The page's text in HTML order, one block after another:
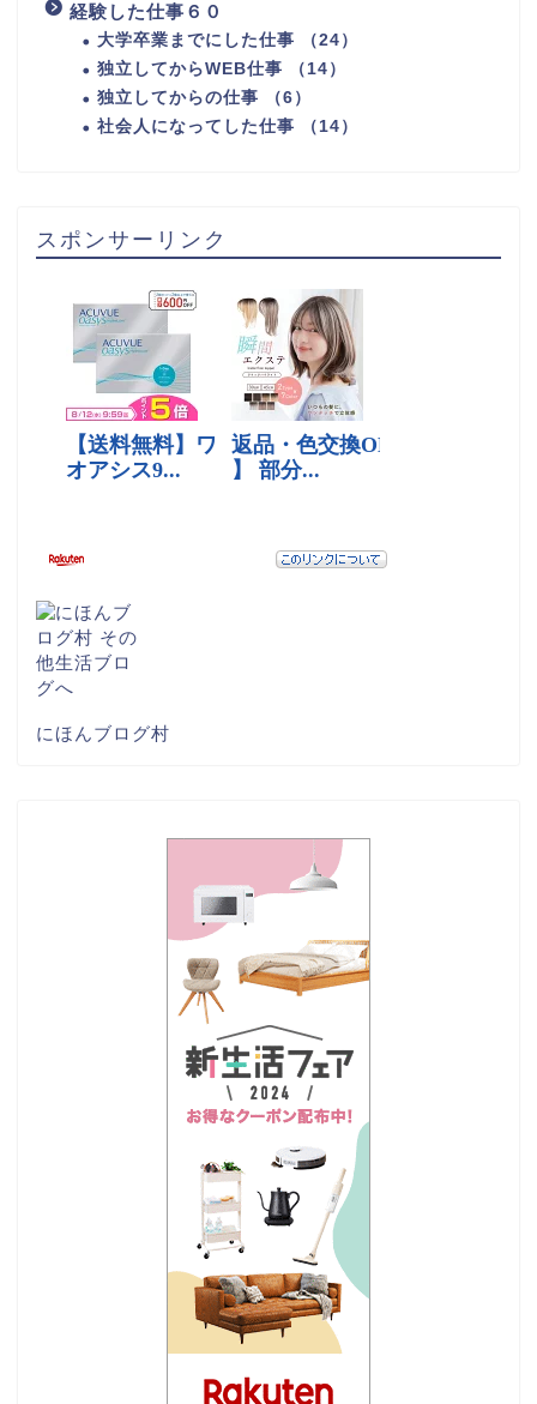
経験した仕事６０
大学卒業までにした仕事 （24）
独立してからWEB仕事 （14）
独立してからの仕事 （6）
社会人になってした仕事 （14）
スポンサーリンク
にほんブログ村